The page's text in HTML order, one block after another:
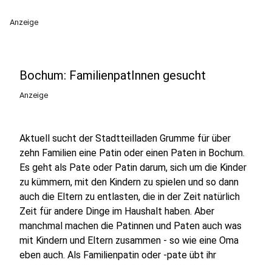
Anzeige
Bochum: FamilienpatInnen gesucht
Anzeige
Aktuell sucht der Stadtteilladen Grumme für über
zehn Familien eine Patin oder einen Paten in Bochum.
Es geht als Pate oder Patin darum, sich um die Kinder
zu kümmern, mit den Kindern zu spielen und so dann
auch die Eltern zu entlasten, die in der Zeit natürlich
Zeit für andere Dinge im Haushalt haben. Aber
manchmal machen die Patinnen und Paten auch was
mit Kindern und Eltern zusammen - so wie eine Oma
eben auch. Als Familienpatin oder -pate übt ihr